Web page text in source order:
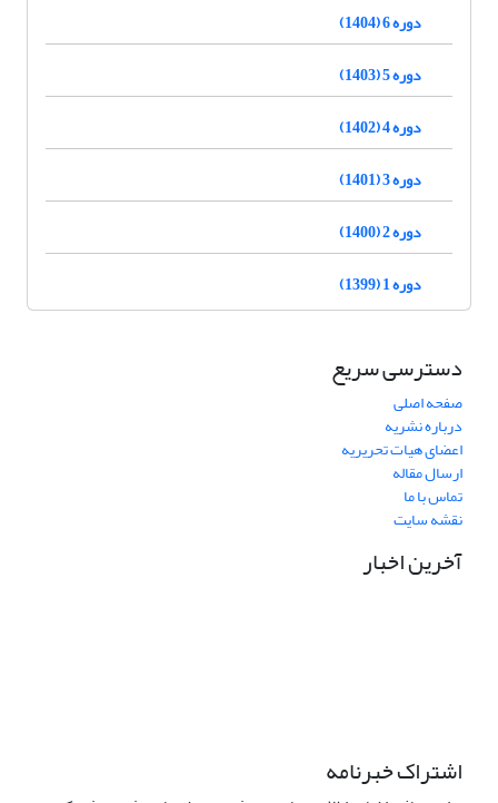
دوره 6 (1404)
دوره 5 (1403)
دوره 4 (1402)
دوره 3 (1401)
دوره 2 (1400)
دوره 1 (1399)
دسترسی سریع
صفحه اصلی
درباره نشریه
اعضای هیات تحریریه
ارسال مقاله
تماس با ما
نقشه سایت
آخرین اخبار
اشتراک خبرنامه